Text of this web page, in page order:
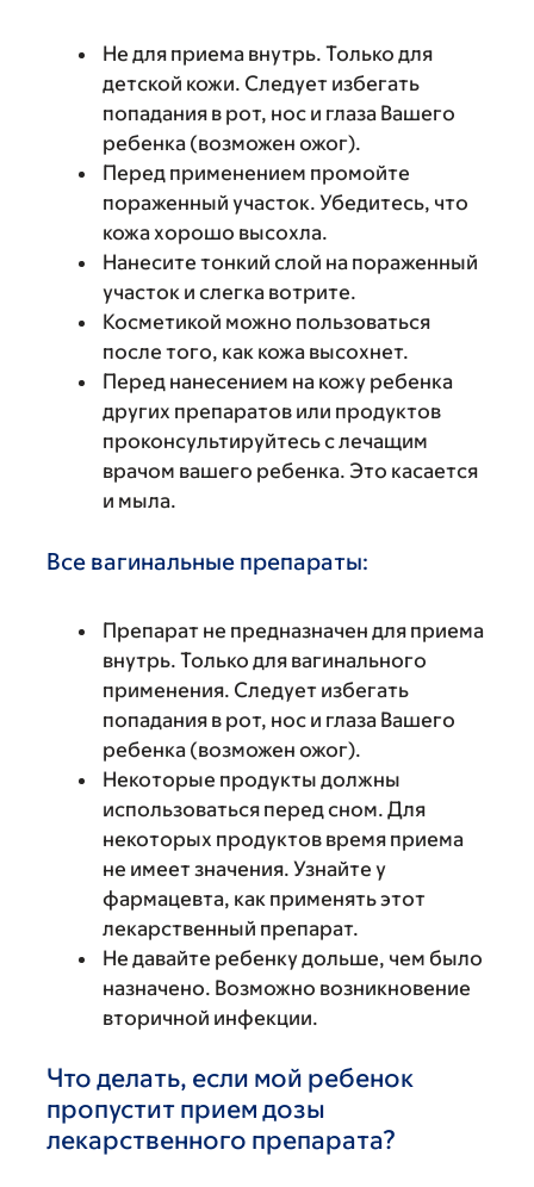
Не для приема внутрь. Только для
детской кожи. Следует избегать
попадания в рот, нос и глаза Вашего
ребенка (возможен ожог).
Перед применением промойте
пораженный участок. Убедитесь, что
кожа хорошо высохла.
Нанесите тонкий слой на пораженный
участок и слегка вотрите.
Косметикой можно пользоваться
после того, как кожа высохнет.
Перед нанесением на кожу ребенка
других препаратов или продуктов
проконсультируйтесь с лечащим
врачом вашего ребенка. Это касается
и мыла.
Все вагинальные препараты:
Препарат не предназначен для приема
внутрь. Только для вагинального
применения. Следует избегать
попадания в рот, нос и глаза Вашего
ребенка (возможен ожог).
Некоторые продукты должны
использоваться перед сном. Для
некоторых продуктов время приема
не имеет значения. Узнайте у
фармацевта, как применять этот
лекарственный препарат.
Не давайте ребенку дольше, чем было
назначено. Возможно возникновение
вторичной инфекции.
Что делать, если мой ребенок
пропустит прием дозы
лекарственного препарата?